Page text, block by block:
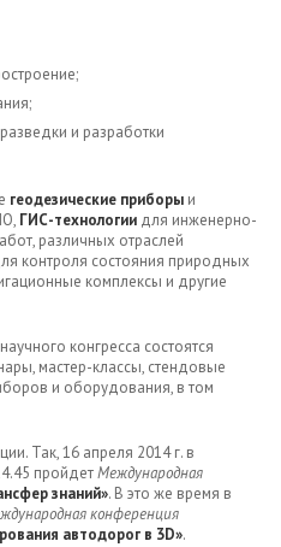
и разработки
геодезические приборы и
ГИС-технологии для инженерно-
различных отраслей
контроля состояния природных
комплексы и другие
конгресса состоятся
мастер-классы, стендовые
и оборудования, в том
Так, 16 апреля 2014 г. в
пройдетМеждународная
знаний». В это же время в
конференция
автодорог в 3D».